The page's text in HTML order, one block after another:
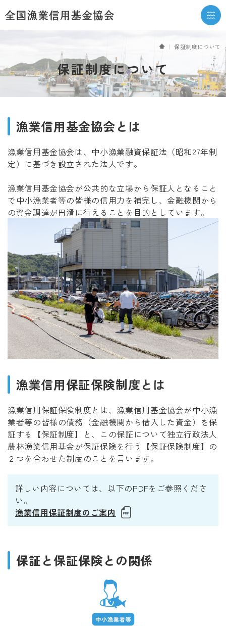
ご挨拶
協会の概要・沿革
役員名簿
組織図
統計資料・関係法令等
事業所一覧
利用のご案内
中小漁業者等の皆様へ
金融機関の皆様へ
保証の内容
保証制度のメリット
保証制度について
お問い合わせ
採用情報
外部リンク集
個人情報の取り扱いについて
個人情報保護の法律に基づく公表事項等
保証制度について
保証制度について
漁業信用基金協会とは
漁業信用基金協会は、中小漁業融資保証法（昭和27年制
定）に基づき設立された法人です。
漁業信用基金協会が公共的な立場から保証人となること
で中小漁業者等の皆様の信用力を補完し、金融機関から
の資金調達が円滑に行えることを目的としています。
漁業信用保証保険制度とは
漁業信用保証保険制度とは、漁業信用基金協会が中小漁
業者等の皆様の債務（金融機関から借入した資金）を保
証する【保証制度】と、この保証について独立行政法人
農林漁業信用基金が保証保険を行う【保証保険制度】の
２つを合わせた制度のことを言います。
詳しい内容については、以下のPDFをご参照くださ
い。
漁業信用保証制度のご案内
保証と保証保険との関係